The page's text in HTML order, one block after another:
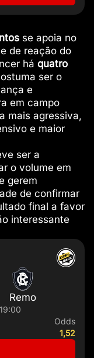
se apoia no
de reação do
há quatro
ser o
e
em campo
mais agressiva,
e maior
ser a
o volume em
gerem
de confirmar
final a favor
interessante
Remo
Odds
1,52